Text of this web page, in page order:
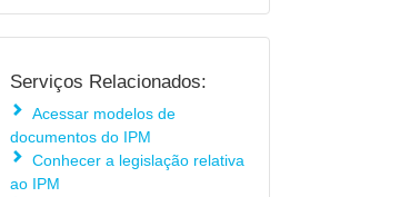
Serviços Relacionados:
Acessar modelos de
documentos do IPM
Conhecer a legislação relativa
ao IPM